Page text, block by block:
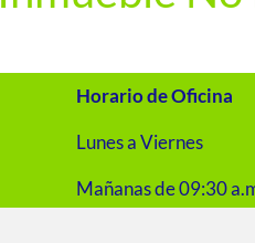
Horario de Oficina
Lunes a Viernes
Mañanas de 09:30